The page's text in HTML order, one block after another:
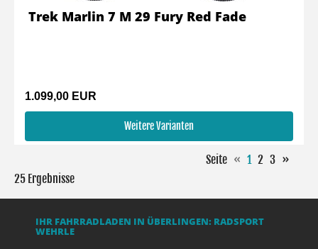
1.099,00 EUR
Weitere Varianten
Trek Marlin 7 M 29 Fury Red Fade
Seite « 1 2 3 »
25 Ergebnisse
IHR FAHRRADLADEN IN ÜBERLINGEN: RADSPORT
WEHRLE